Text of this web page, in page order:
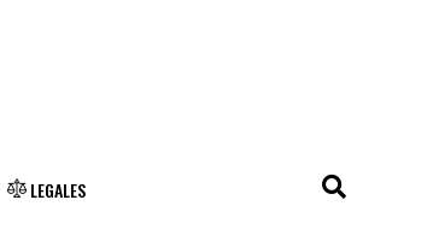
LEGALES